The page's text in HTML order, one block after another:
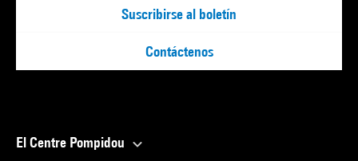
Suscribirse al boletín
Contáctenos
El Centre Pompidou